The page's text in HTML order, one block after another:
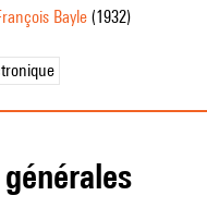
Bayle(1932)